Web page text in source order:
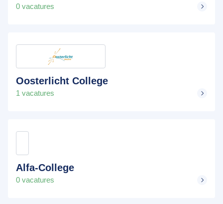
0 vacatures
Oosterlicht College
1 vacatures
Alfa-College
0 vacatures